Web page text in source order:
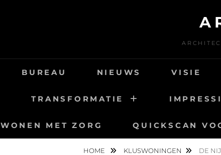
BUREAU NIEUWS VISIE
TRANSFORMATIE
WONEN MET ZORG QUICKSCAN
HOME KLUSWONINGEN DE